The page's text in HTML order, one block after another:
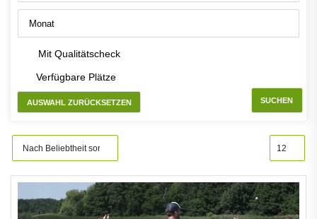
Mit Qualitätscheck
Verfügbare Plätze
AUSWAHL ZURÜCKSETZEN SUCHEN